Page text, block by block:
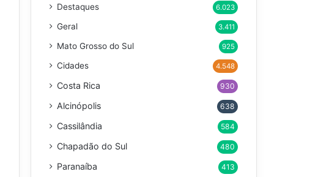
Destaques 6.023
Geral 3.411
Mato Grosso do Sul 925
Cidades 4.548
Costa Rica 930
Alcinópolis 638
Cassilândia 584
Chapadão do Sul 480
Paranaíba 413